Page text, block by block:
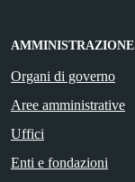
AMMINISTRAZIONE
Organi di governo
Aree amministrative
Uffici
Enti e fondazioni